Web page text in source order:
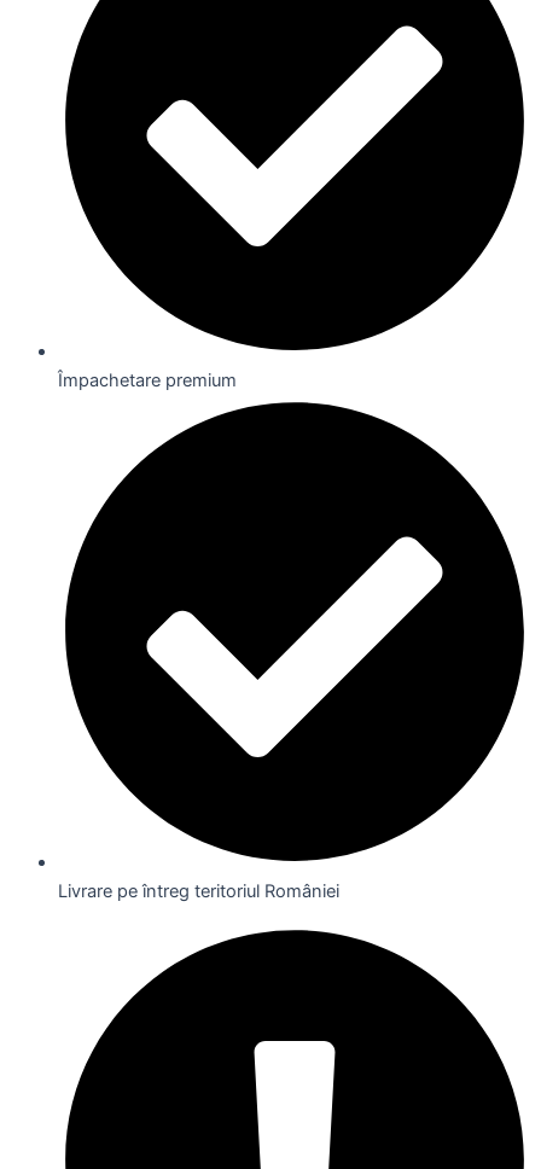
Împachetare premium
Livrare pe întreg teritoriul României